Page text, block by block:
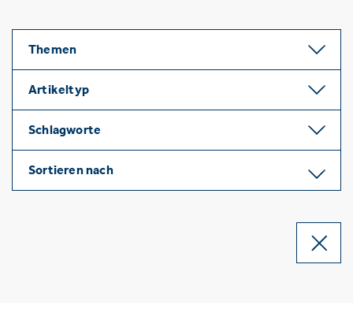
Themen
Artikeltyp
Schlagworte
Sortieren nach